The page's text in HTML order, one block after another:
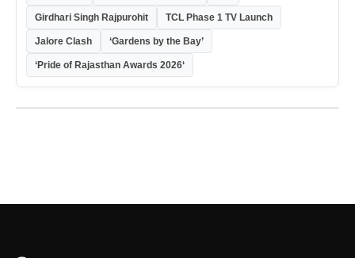
Girdhari Singh Rajpurohit TCL Phase 1 TV Launch
Jalore Clash ‘Gardens by the Bay’
‘Pride of Rajasthan Awards 2026‘